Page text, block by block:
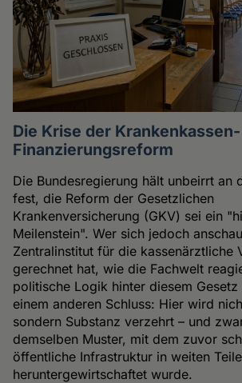
Die Krise der Krankenkassen-
Finanzierungsreform
Die Bundesregierung hält unbeirrt an
fest, die Reform der Gesetzlichen
Krankenversicherung (GKV) sei ein
Meilenstein". Wer sich jedoch
Zentralinstitut für die kassenärztliche
gerechnet hat, wie die Fachwelt
politische Logik hinter diesem
einem anderen Schluss: Hier wird
sondern Substanz verzehrt – und
demselben Muster, mit dem zuvor
öffentliche Infrastruktur in weiten
heruntergewirtschaftet wurde.